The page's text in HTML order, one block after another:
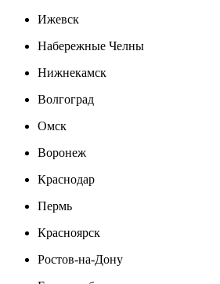
Ижевск
Набережные Челны
Нижнекамск
Волгоград
Омск
Воронеж
Краснодар
Пермь
Красноярск
Ростов-на-Дону